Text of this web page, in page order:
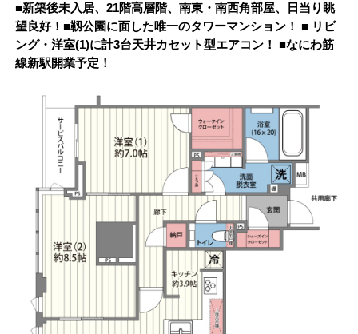
■新築後未入居、21階高層階、南東・南西角部屋、日当り眺
望良好！■靱公園に面した唯一のタワーマンション！ ■ リビ
ング・洋室(1)に計3台天井カセット型エアコン！ ■なにわ筋
線新駅開業予定！